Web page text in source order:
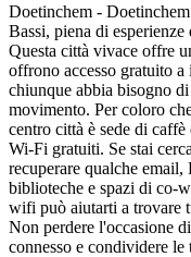
Doetinchem -
Bassi, piena di
Questa città vivace offre
offrono accesso gratuito
chiunque abbia bisogno
movimento. Per coloro
centro città è sede di
Wi-Fi gratuiti. Se stai
recuperare qualche
biblioteche e spazi di co-
wifi può aiutarti a trovare
Non perdere l'occasione
connesso e condividere